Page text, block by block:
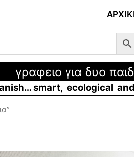
γραφειο για δυο
smart, ecological